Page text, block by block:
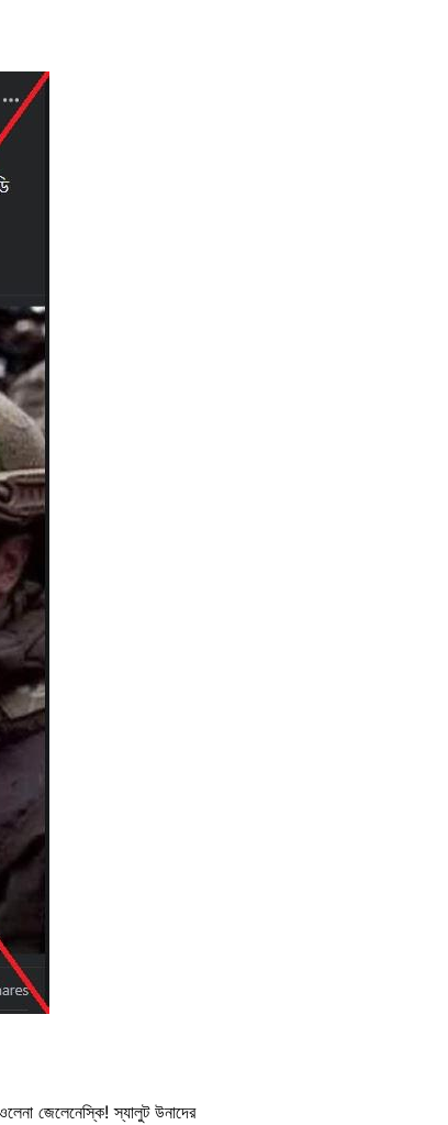
জেলেনেস্কি! স্যালুট উনাদের